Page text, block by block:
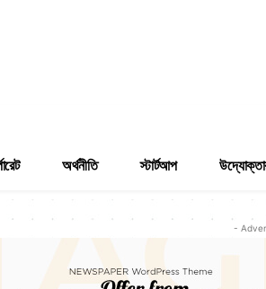
অর্থনীতি স্টার্টআপ
-